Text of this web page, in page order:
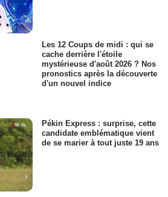
Les 12 Coups de midi : qui se
cache derrière l'étoile
mystérieuse d'août 2026 ? Nos
pronostics après la découverte
d'un nouvel indice
Pékin Express : surprise, cette
candidate emblématique vient
de se marier à tout juste 19 ans